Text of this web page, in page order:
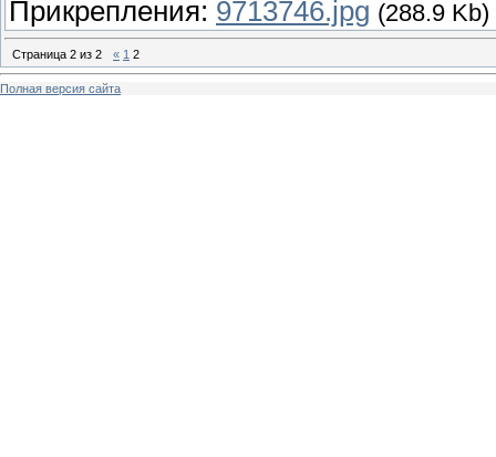
Прикрепления: 9713746.jpg (288.9 Kb)
Страница 2 из 2 « 1 2
Полная версия сайта